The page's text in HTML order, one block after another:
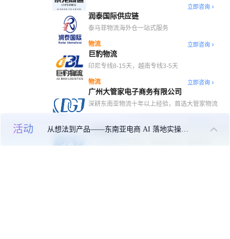
活动
立即咨询
润泰国际供应链
泰马菲物流海外仓一站式服务
物流 立即咨询
巨豹物流
印尼专线8-15天，越南专线3-5天
物流 立即咨询
广州大管家电子商务有限公司
深耕东南亚物流十年以上经验，首选大管家物流
大境物流